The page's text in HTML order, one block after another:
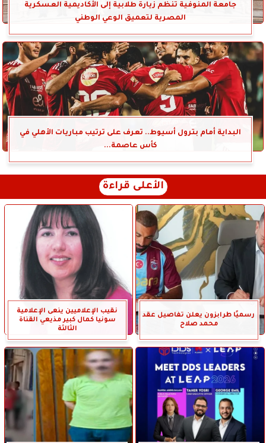
جامعة المنوفية تنظم زيارة طلابية إلى الأكاديمية العسكرية
المصرية لتعميق الوعي الوطني
البداية أمام بترول أسيوط.. تعرف على ترتيب مباريات الأهلي في
كأس عاصمة...
الأعلى قراءة
رسميًا طرابزون يعلن تفاصيل عقد
محمد صلاح
نقيب الإعلاميين ينعى الإعلامية
سونيا كمال كبير مذيعي القناة
الثالثة